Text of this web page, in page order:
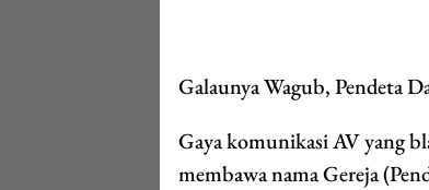
Galaunya Wagub, Pendeta
Gaya komunikasi AV yang
membawa nama Gereja